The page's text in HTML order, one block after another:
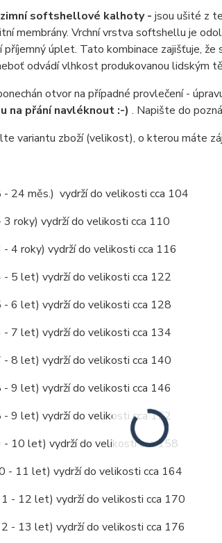
softshellové kalhoty - jsou ušité z
membrány. Vrchní vrstva softshellu je
úplet. Tato kombinace zajišťuje,
odvádí vlhkost produkovanou lidským
otvor na případné provlečení -
na přání navléknout :-) . Napište do
variantu zboží (velikost), o kterou máte
24 měs.) vydrží do velikosti cca 104
roky) vydrží do velikosti cca 110
4 roky) vydrží do velikosti cca 116
- 5 let) vydrží do velikosti cca 122
- 6 let) vydrží do velikosti cca 128
- 7 let) vydrží do velikosti cca 134
- 8 let) vydrží do velikosti cca 140
9 let) vydrží do velikosti cca 146
- 9 let) vydrží do velikosti cca 152
- 10 let) vydrží do velikosti cca 158
- 11 let) vydrží do velikosti cca 164
- 12 let) vydrží do velikosti cca 170
- 13 let) vydrží do velikosti cca 176